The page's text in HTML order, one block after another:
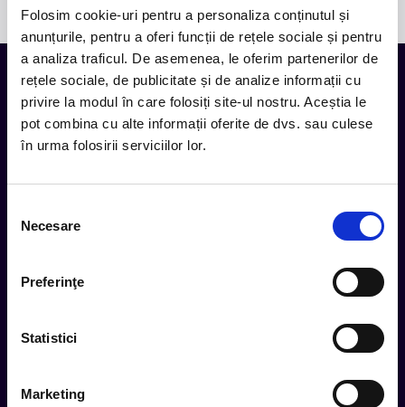
Folosim cookie-uri pentru a personaliza conținutul și
anunțurile, pentru a oferi funcții de rețele sociale și pentru
a analiza traficul. De asemenea, le oferim partenerilor de
rețele sociale, de publicitate și de analize informații cu
privire la modul în care folosiți site-ul nostru. Aceștia le
pot combina cu alte informații oferite de dvs. sau culese
în urma folosirii serviciilor lor.
consimțământului
Necesare
Preferinţe
Statistici
Marketing
Tot ce te intereseaza, direct in
inbox.
evenimentele noi.